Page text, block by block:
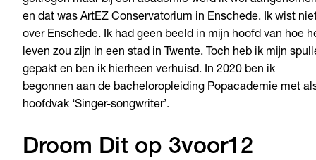
en dat was ArtEZ Conservatorium in Enschede. Ik wist
over Enschede. Ik had geen beeld in mijn hoofd van hoe
leven zou zijn in een stad in Twente. Toch heb ik mijn
gepakt en ben ik hierheen verhuisd. In 2020 ben ik
begonnen aan de bacheloropleiding Popacademie met
hoofdvak ‘Singer-songwriter’.
Droom Dit op 3voor12